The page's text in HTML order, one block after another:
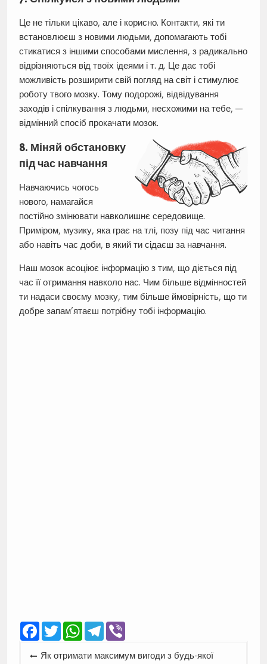
Це не тільки цікаво, але і корисно. Контакти, які ти
встановлюєш з новими людьми, допомагають тобі
стикатися з іншими способами мислення, з радикально
відрізняються від твоїх ідеями і т. д. Це дає тобі
можливість розширити свій погляд на світ і стимулює
роботу твого мозку. Тому подорожі, відвідування
заходів і спілкування з людьми, несхожими на тебе, —
відмінний спосіб прокачати мозок.
8. Міняй обстановку
під час навчання
Навчаючись чогось
нового, намагайся
постійно змінювати навколишнє середовище.
Приміром, музику, яка грає на тлі, позу під час читання
або навіть час доби, в який ти сідаєш за навчання.
Наш мозок асоціює інформацію з тим, що діється під
час її отримання навколо нас. Чим більше відмінностей
ти надаси своєму мозку, тим більше ймовірність, що ти
добре запам’ятаєш потрібну тобі інформацію.
Facebook
TwitterWhatsApp
Telegram
Viber
Навігація
Як отримати максимум вигоди з будь-якої